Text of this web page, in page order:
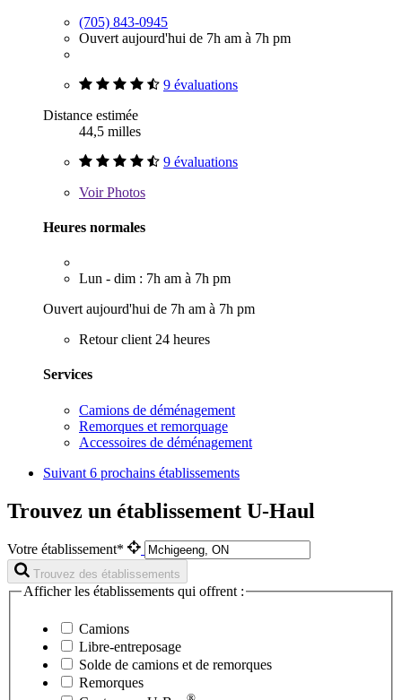
(705) 843-0945
Ouvert aujourd'hui de 7h am à 7h pm
9 évaluations
Distance estimée
44,5 milles
9 évaluations
VoirPhotos
Heures normales
Lun - dim : 7h am à 7h pm
Ouvert aujourd'hui de 7h am à 7h pm
Retour client 24 heures
Services
Camions de déménagement
Remorques et remorquage
Accessoires de déménagement
Suivant 6 prochains établissements
Trouvez un établissement U-Haul
Votre établissement*
Trouvez des établissements
Afficher les établissements qui offrent :
Camions
Libre-entreposage
Solde de camions et de remorques
Remorques